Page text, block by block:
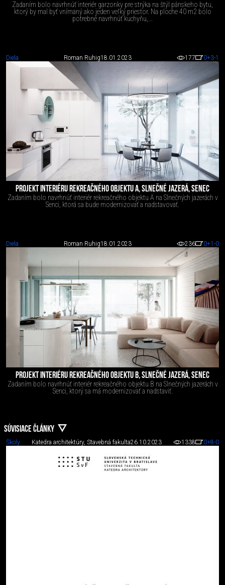
Zadaním bolo navrhnúť interiér garzonky pre strýka na štýl pánskeho bytu,
ktorý by mal byť vnímaný ako jeden veľký priestor. Na ploche 40 m2 bolo
potrebné navrhnúť kuchyňu,...
Diela Roman Ruhig18.01.2023 177 0+3-1
PROJEKT INTERIÉRU REKREAČNÉHO OBJEKTU A, SLNEČNÉ JAZERÁ, SENEC
Zadaním bolo navrhnúť interiér rekreačného objektu A na Slnečných jazerách v
Senci, ktorá sa bude modernizovať a nadstavovať.
Diela Roman Ruhig18.01.2023 236 0+1 -0
PROJEKT INTERIÉRU REKREAČNÉHO OBJEKTU B, SLNEČNÉ JAZERÁ, SENEC
Zadaním bolo navrhnúť interiér rekreačného objektu B na Slnečných jazerách v
Senci, ktorý sa má modernizovať a nadstaviť.
SÚVISIACE ČLÁNKY
Školy Katedra architektúry, Stavebná fakulta26.10.2023 1338 0+8-0